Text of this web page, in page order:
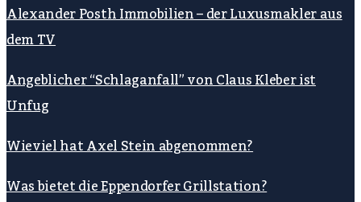
Alexander Posth Immobilien – der Luxusmakler aus
dem TV
Angeblicher “Schlaganfall” von Claus Kleber ist
Unfug
Wieviel hat Axel Stein abgenommen?
Was bietet die Eppendorfer Grillstation?